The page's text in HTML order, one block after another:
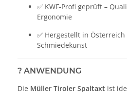
✅ KWF-Profi geprüft –
Ergonomie
✅ Hergestellt in
Schmiedekunst
? ANWENDUNG
Die Müller Tiroler Spaltaxt ist